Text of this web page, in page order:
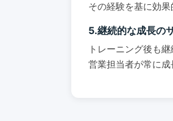
その経験を基に効果
5.継続的な成長の
トレーニング後も
営業担当者が常に成